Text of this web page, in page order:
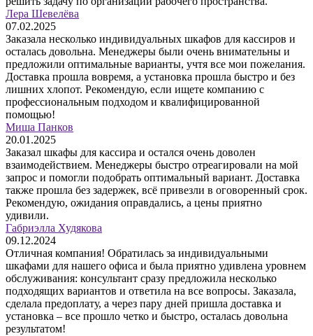
Лера Шевелёва
07.02.2025
Заказала несколько индивидуальных шкафов для кассиров и
осталась довольна. Менеджеры были очень внимательны и
предложили оптимальные варианты, учтя все мои пожелания.
Доставка прошла вовремя, а установка прошла быстро и без
лишних хлопот. Рекомендую, если ищете компанию с
профессиональным подходом и квалифицированной
помощью!
Миша Панков
20.01.2025
Заказал шкафы для кассира и остался очень доволен
взаимодействием. Менеджеры быстро отреагировали на мой
запрос и помогли подобрать оптимальный вариант. Доставка
также прошла без задержек, всё привезли в оговоренный срок.
Рекомендую, ожидания оправдались, а цены приятно
удивили.
Габриэлла Худякова
09.12.2024
Отличная компания! Обратилась за индивидуальными
шкафами для нашего офиса и была приятно удивлена уровнем
обслуживания: консультант сразу предложила несколько
подходящих вариантов и ответила на все вопросы. Заказала,
сделала предоплату, а через пару дней пришла доставка и
установка – все прошло четко и быстро, осталась довольна
результатом!